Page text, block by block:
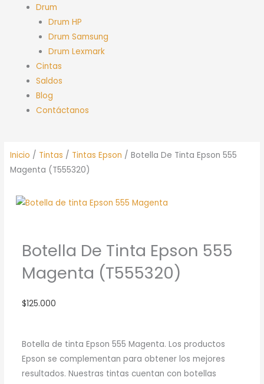
Drum
Drum HP
Drum Samsung
Drum Lexmark
Cintas
Saldos
Blog
Contáctanos
Inicio / Tintas / Tintas Epson / Botella De Tinta Epson 555
Magenta (T555320)
Botella De Tinta Epson 555
Magenta (T555320)
$125.000
Botella de tinta Epson 555 Magenta. Los productos
Epson se complementan para obtener los mejores
resultados. Nuestras tintas cuentan con botellas